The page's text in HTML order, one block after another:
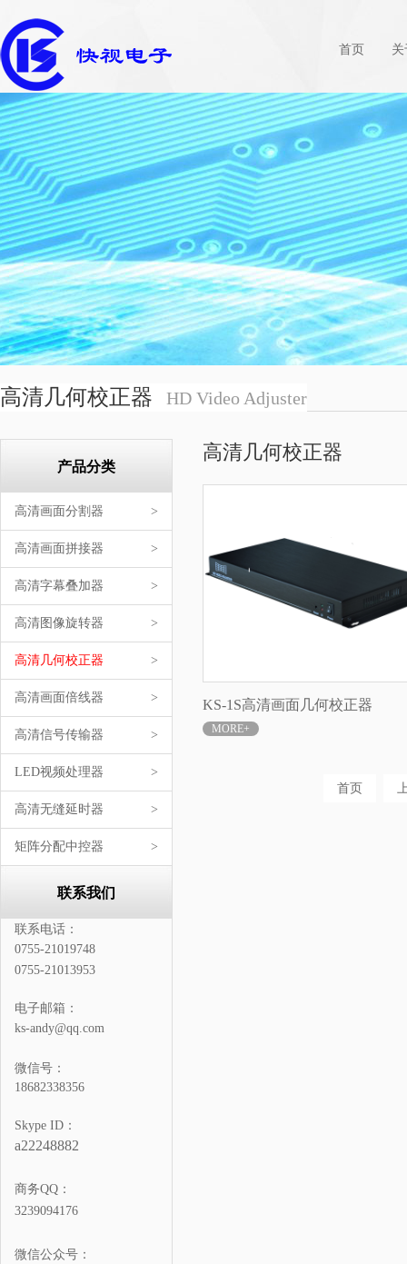
首页
高清几何校正器 HD Video Adjuster
产品分类
>
高清画面分割器
>
高清画面拼接器
>
高清字幕叠加器
>
高清图像旋转器
>
高清几何校正器
>
高清画面倍线器
>
高清信号传输器
>
LED视频处理器
>
高清无缝延时器
>
矩阵分配中控器
联系我们
联系电话：
0755-21019748
0755-21013953
电子邮箱：
ks-andy@qq.com
微信号：
18682338356
Skype ID：
a22248882
商务QQ：
3239094176
微信公众号：
高清几何校正器
KS-1S高清画面几何校正器
MORE+
首页